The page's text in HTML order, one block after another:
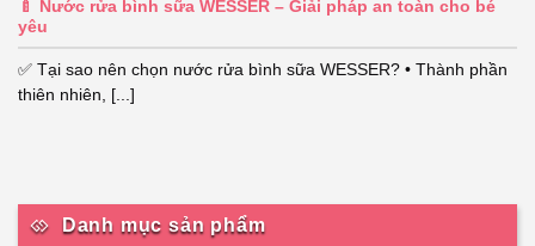
Danh mục sản phẩm
🍼 Nước rửa bình sữa WESSER – Giải pháp an toàn cho bé
yêu
✅ Tại sao nên chọn nước rửa bình sữa WESSER? • Thành phần
thiên nhiên, [...]